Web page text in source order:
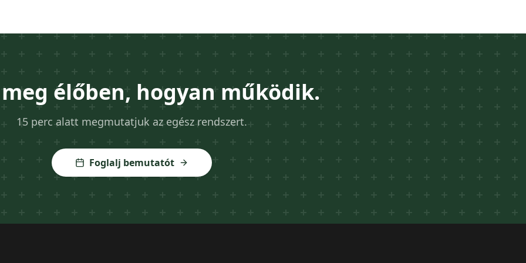
élőben, hogyan működik.
15 perc alatt megmutatjuk az egész rendszert.
Foglalj bemutatót